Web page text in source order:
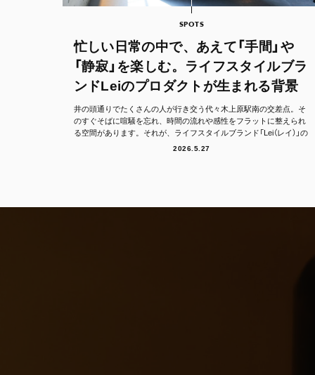
SPOTS
忙しい日常の中で、あえて「手間」や
「静寂」を楽しむ。ライフスタイルブラ
ンドLeiのプロダクトが生まれる背景
井の頭通りでたくさんの人が行き交う代々木上原駅南の交差点。そ
のすぐそばに喧騒を忘れ、時間の流れや感性をフラットに整えられ
る空間があります。それが、ライフスタイルブランド「Lei（レイ）」の
2026.5.27